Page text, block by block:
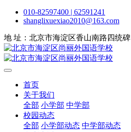
010-82597400 | 62591241
shanglixuexiao2010@163.com
地 址：北京市海淀区香山南路四统碑
首页
关于我们
全部 小学部 中学部
校园动态
全部 小学部动态 中学部动态